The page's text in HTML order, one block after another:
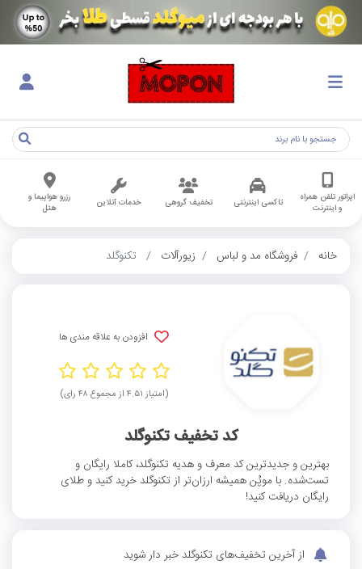
اپراتور تلفن همراه
و اینترنت
تاکسی اینترنتی تخفیف گروهی خدمات آنلاین
رزرو هواپیما و
هتل
خانه فروشگاه مد و لباس زیورآلات تکنوگلد
افزودن به علاقه مندی ها
(امتیاز ۴.۵۱ از مجموع ۴۸ رای)
کد تخفیف تکنوگلد
بهترین و جدیدترین کد معرف و هدیه تکنوگلد، کاملا رایگان و
تست‌شده. با موپُن همیشه ارزان‌تر از تکنوگلد خرید کنید و طلای
رایگان دریافت کنید!
از آخرین تخفیف‌های تکنوگلد خبر دار شوید